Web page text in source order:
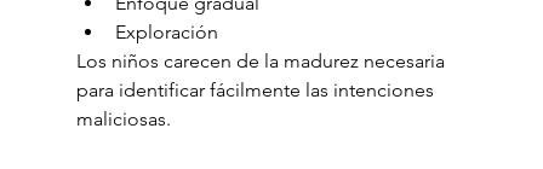
Exploración
Los niños carecen de la madurez necesaria
para identificar fácilmente las intenciones
maliciosas.